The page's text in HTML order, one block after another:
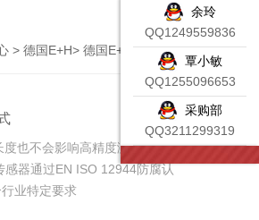
> 德国E+H> 德国E+H电磁流量计
也不会影响高精度测量值，无压
器通过EN ISO 12944防腐认
业特定要求
余玲
QQ1249559836
覃小敏
QQ1255096653
采购部
QQ3211299319